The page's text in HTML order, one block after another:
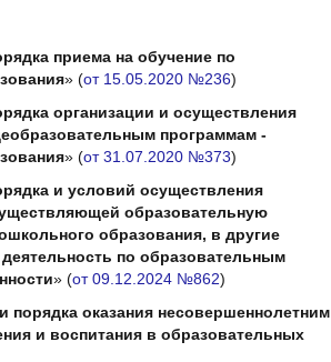
приема на обучение по
»(от 15.05.2020 №236)
организации и осуществления
программам -
»(от 31.07.2020 №373)
и условий осуществления
образовательную
образования, в другие
по образовательным
»(от 09.12.2024 №862)
порядка оказания несовершеннолетним
и воспитания в образовательных